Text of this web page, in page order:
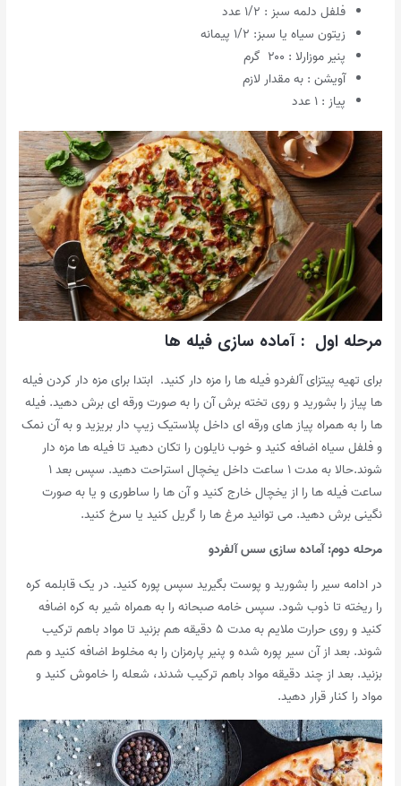
فلفل دلمه سبز : ۱/۲ عدد
زیتون سیاه یا سبز: ۱/۲ پیمانه
پنیر موزارلا : ۲۰۰ گرم
آویشن : به مقدار لازم
پیاز : ۱ عدد
مرحله اول : آماده سازی فیله ها
برای تهیه پیتزای آلفردو فیله ها را مزه دار کنید. ابتدا برای مزه دار کردن فیله
ها پیاز را بشورید و روی تخته برش آن را به صورت ورقه ای برش دهید. فیله
ها را به همراه پیاز های ورقه ای داخل پلاستیک زیپ دار بریزید و به آن نمک
و فلفل سیاه اضافه کنید و خوب نایلون را تکان دهید تا فیله ها مزه دار
شوند.حالا به مدت ۱ ساعت داخل یخچال استراحت دهید. سپس بعد ۱
ساعت فیله ها را از یخچال خارج کنید و آن ها را ساطوری و یا به صورت
نگینی برش دهید. می توانید مرغ ها را گریل کنید یا سرخ کنید.
مرحله دوم: آماده سازی سس آلفردو
در ادامه سیر را بشورید و پوست بگیرید سپس پوره کنید. در یک قابلمه کره
را ریخته تا ذوب شود. سپس خامه صبحانه را به همراه شیر به کره اضافه
کنید و روی حرارت ملایم به مدت ۵ دقیقه هم بزنید تا مواد باهم ترکیب
شوند. بعد از آن سیر پوره شده و پنیر پارمزان را به مخلوط اضافه کنید و هم
بزنید. بعد از چند دقیقه مواد باهم ترکیب شدند، شعله را خاموش کنید و
مواد را کنار قرار دهید.